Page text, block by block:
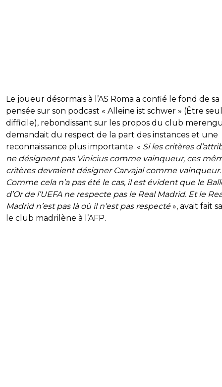
Le joueur désormais à l’AS Roma a confié le fond de sa
pensée sur son podcast « Alleine ist schwer » (Être
difficile), rebondissant sur les propos du club
demandait du respect de la part des instances et une
reconnaissance plus importante. « Si les critères
ne désignent pas Vinicius comme vainqueur, ces
critères devraient désigner Carvajal comme vainqueur.
Comme cela n’a pas été le cas, il est évident que le
d’Or de l’UEFA ne respecte pas le Real Madrid. Et le
Madrid n’est pas là où il n’est pas respecté», avait fait
le club madrilène à l’AFP.